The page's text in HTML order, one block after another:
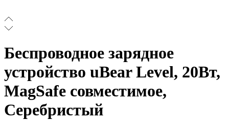
Беспроводное зарядное
устройство uBear Level, 20Вт,
MagSafe совместимое,
Серебристый